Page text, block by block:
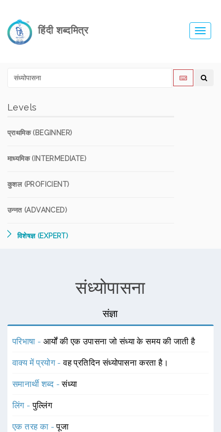
हिंदी शब्दमित्र
Levels
प्राथमिक (BEGINNER)
माध्यमिक (INTERMEDIATE)
कुशल (PROFICIENT)
उन्नत (ADVANCED)
विशेषज्ञ (EXPERT)
संध्योपासना
संज्ञा
परिभाषा - आर्यों की एक उपासना जो संध्या के समय की जाती है
वाक्य में प्रयोग -वह प्रतिदिन संध्योपासना करता है।
समानार्थी शब्द -संध्या
लिंग -पुल्लिंग
एक तरह का -पूजा